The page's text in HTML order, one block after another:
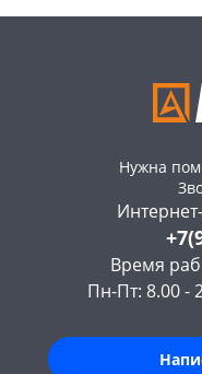
Нужна
Время
Пн-Пт: 8.00 -